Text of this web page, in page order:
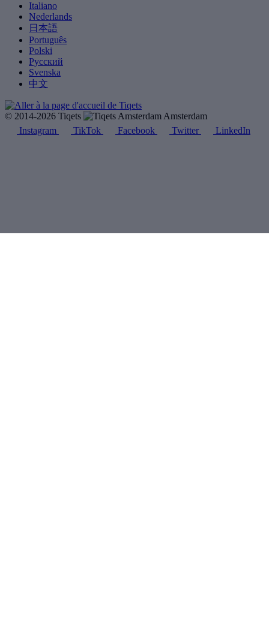
Italiano
Nederlands
日本語
Português
Polski
Русский
Svenska
中文
© 2014-2026 Tiqets
Amsterdam
Instagram
TikTok Facebook Twitter LinkedIn